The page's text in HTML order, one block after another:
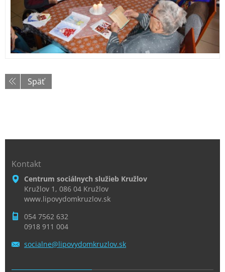
Späť
Kontakt
Centrum sociálnych služieb Kružlov
Kružlov 1, 086 04 Kružlov
www.lipovydomkruzlov.sk
054 7562 632
0918 911 004
socialne@lipovydomkruzlov.sk